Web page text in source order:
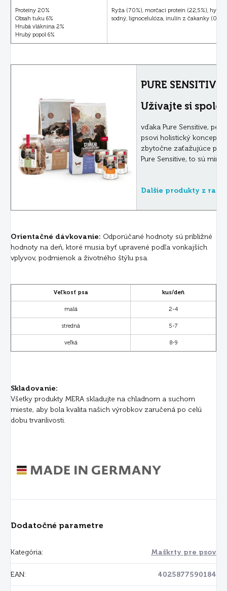
Proteíny 20%
Obsah tuku 6%
Hrubá vláknina 2%
Hrubý popol 6%
Ryža (70%), morčací proteín (22,5%),
sodný, lignocelulóza, inulín z čakanky
PURE SENSITIVE
Užívajte si
vďaka Pure Sensitive,
psovi holistický koncept
zbytočne zaťažujúce
Pure Sensitive, to sú
Dalšie produkty z radu
Orientačné dávkovanie: Odporúčané hodnoty sú približné
hodnoty na deň, ktoré musia byť upravené podľa vonkajších
vplyvov, podmienok a životného štýlu psa.
Veľkosť psa kus/deň
malá 2-4
stredná 5-7
veľká 8-9
Skladovanie:
Všetky produkty MERA skladujte na chladnom a suchom
mieste, aby bola kvalita našich výrobkov zaručená po celú
dobu trvanlivosti.
Dodatočné parametre
Kategória: Maškrty pre psov
EAN: 4025877590184